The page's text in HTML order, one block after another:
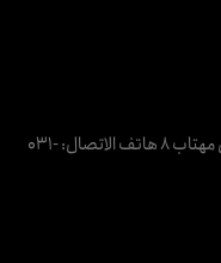
أصفهان، شارع طيب، قبل شارع مسجد سيد، مبنى مهتاب 8 هاتف الاتصال: ‎031-